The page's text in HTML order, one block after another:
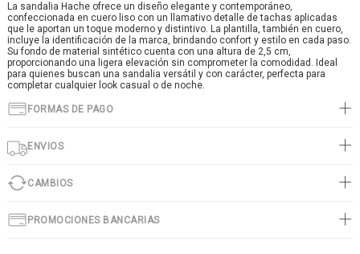
La sandalia Hache ofrece un diseño elegante y contemporáneo,
confeccionada en cuero liso con un llamativo detalle de tachas aplicadas
que le aportan un toque moderno y distintivo. La plantilla, también en cuero,
incluye la identificación de la marca, brindando confort y estilo en cada paso.
Su fondo de material sintético cuenta con una altura de 2,5 cm,
proporcionando una ligera elevación sin comprometer la comodidad. Ideal
para quienes buscan una sandalia versátil y con carácter, perfecta para
completar cualquier look casual o de noche.
FORMAS DE PAGO
ENVIOS
CAMBIOS
PROMOCIONES BANCARIAS